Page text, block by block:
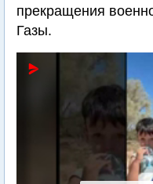
прекращения
Газы.